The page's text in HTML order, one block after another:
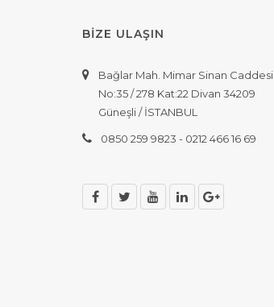
BİZE ULAŞIN
Bağlar Mah. Mimar Sinan Caddesi
No:35 / 278 Kat:22 Divan 34209
Güneşli / İSTANBUL
0850 259 9823 - 0212 466 16 69